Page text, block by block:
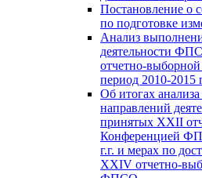
Постановление о
по подготовке
Анализ
деятельности
отчетно-
период 2010-2015
Об итогах
направлений
принятых XXII
Конференцией
г.г. и мерах по
XXIV отчетно-